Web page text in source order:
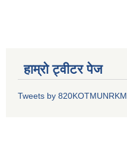
हाम्रो ट्वीटर पेज
Tweets by 820KOTMUNRKM